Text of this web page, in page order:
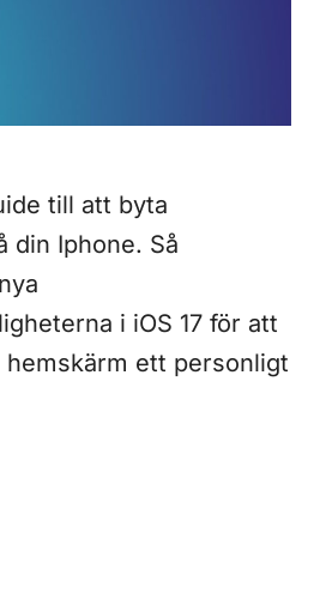
till att byta
din Iphone. Så
i iOS 17 för att
hemskärm ett personligt